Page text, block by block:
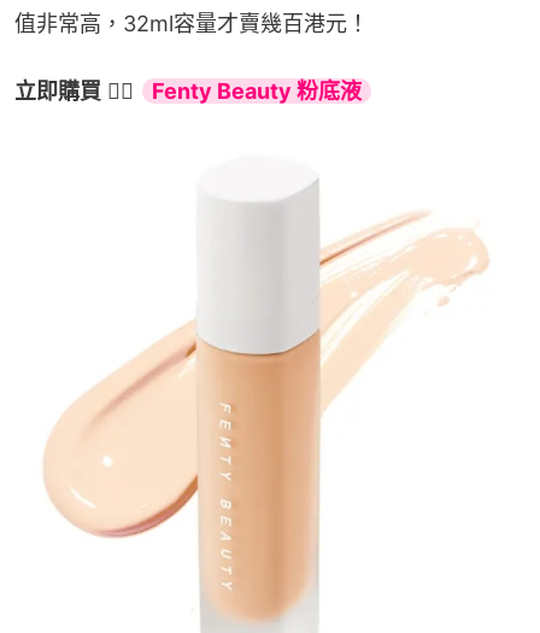
值非常高，32ml容量才賣幾百港元！
立即購買 👉🏻 Fenty Beauty 粉底液